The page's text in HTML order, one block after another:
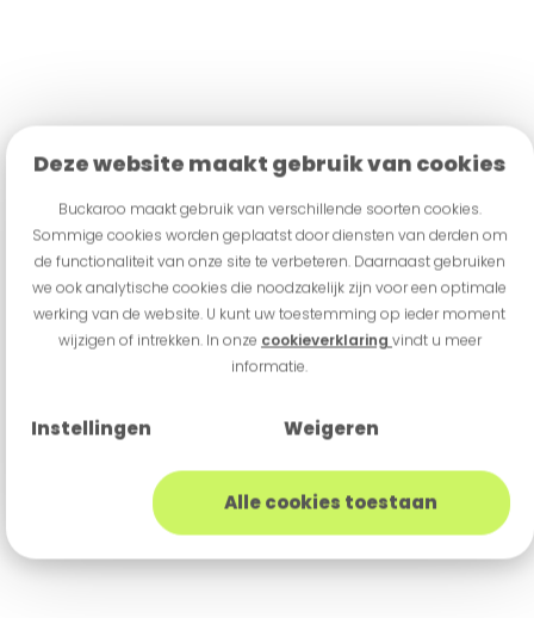
Deze website maakt gebruik van cookies
Buckaroo maakt gebruik van verschillende soorten cookies.
Sommige cookies worden geplaatst door diensten van derden om
de functionaliteit van onze site te verbeteren. Daarnaast gebruiken
we ook analytische cookies die noodzakelijk zijn voor een optimale
werking van de website. U kunt uw toestemming op ieder moment
wijzigen of intrekken. In onze cookieverklaring vindt u meer
informatie.
Instellingen Weigeren
Alle cookies toestaan